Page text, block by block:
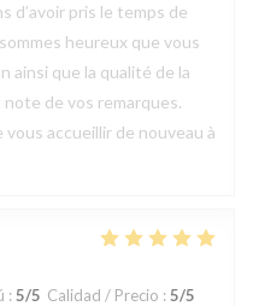
d’avoir pris le temps de
heureux que vous
ainsi que la qualité de la
de vos remarques.
vous accueillir de nouveau à
: 5/5 Calidad / Precio : 5/5